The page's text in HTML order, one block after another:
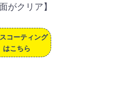
がクリア】
コーティング
はこちら